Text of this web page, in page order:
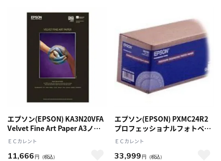
エプソン(EPSON) KA3N20VFA
Velvet Fine Art Paper A3ノビ
20枚
ＥＣカレント
11,666 円 （税込）
エプソン(EPSON) PXMC24R2
プロフェッショナルフォトペー
パー 厚手半光沢 610mm 24ｲﾝﾁ
x30.5m
ＥＣカレント
33,999 円 （税込）